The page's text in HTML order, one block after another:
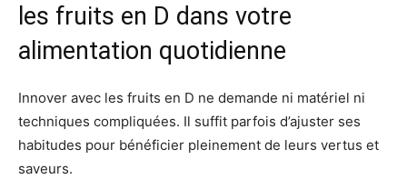
les fruits en D dans votre
alimentation quotidienne
Innover avec les fruits en D ne demande ni matériel ni
techniques compliquées. Il suffit parfois d’ajuster ses
habitudes pour bénéficier pleinement de leurs vertus et
saveurs.